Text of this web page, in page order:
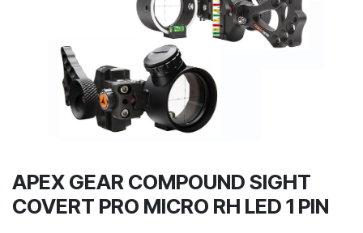
APEX GEAR COMPOUND SIGHT
COVERT PRO MICRO RH LED 1 PIN